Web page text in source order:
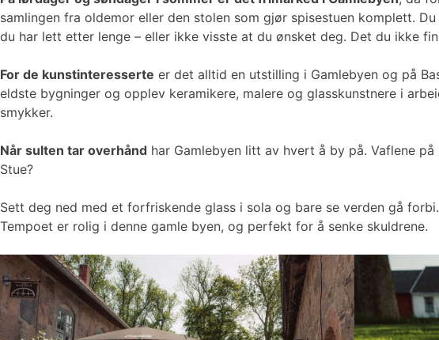
samlingen fra oldemor eller den stolen som gjør spisestuen komplett.
du har lett etter lenge – eller ikke visste at du ønsket deg. Det du ikke
For de kunstinteresserte er det alltid en utstilling i Gamlebyen og på
eldste bygninger og opplev keramikere, malere og glasskunstnere i
smykker.
Når sulten tar overhånd har Gamlebyen litt av hvert å by på. Vaflene
Stue?
Sett deg ned med et forfriskende glass i sola og bare se verden gå
Tempoet er rolig i denne gamle byen, og perfekt for å senke skuldrene.